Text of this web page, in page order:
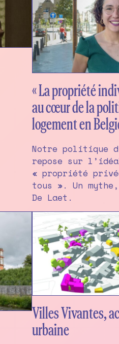
« La propriété
au cœur de la
logement en
Notre politique
repose sur
« propriété
tous ». Un
De Laet.
Villes Vivantes,
urbaine